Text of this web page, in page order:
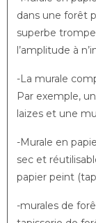
dans une forêt
superbe
l’amplitude à
-La murale
Par exemple,
laizes et une
-Murale en
sec et
papier peint
-murales de